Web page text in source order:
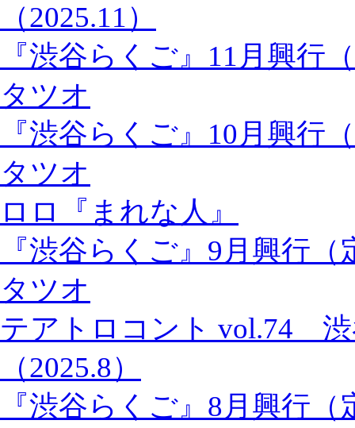
（2025.11）
『渋谷らくご』11月興行
タツオ
『渋谷らくご』10月興行
タツオ
ロロ『まれな人』
『渋谷らくご』9月興行
タツオ
テアトロコント vol.74
（2025.8）
『渋谷らくご』8月興行